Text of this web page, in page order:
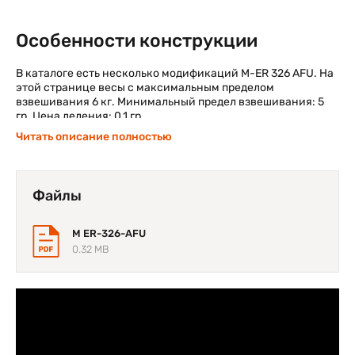
Особенности конструкции
В каталоге есть несколько модификаций M-ER 326 AFU. На
этой странице весы с максимальным пределом
взвешивания 6 кг. Минимальный предел взвешивания: 5
гр. Цена деления: 0,1 гр.
Модель отличается маленькими размерами. Она не
корпуса: 265*290*110 мм. Размер платформы: 256*206.
Простое взвешивание;
Режим суммирования;
Читать описание полностью
Файлы
M ER-326-AFU
0.32 MB